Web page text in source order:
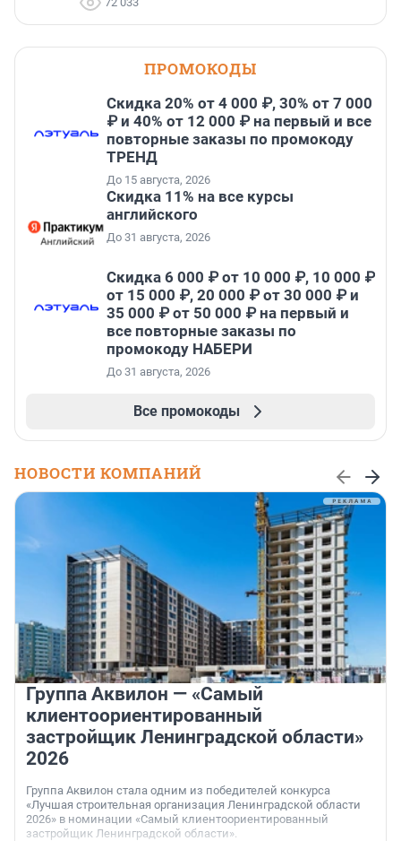
ПРОМОКОДЫ
Скидка 20% от 4 000 ₽, 30% от 7 000
₽ и 40% от 12 000 ₽ на первый и все
повторные заказы по промокоду
ТРЕНД
До 15 августа, 2026
Скидка 11% на все курсы
английского
До 31 августа, 2026
Скидка 6 000 ₽ от 10 000 ₽, 10 000 ₽
от 15 000 ₽, 20 000 ₽ от 30 000 ₽ и
35 000 ₽ от 50 000 ₽ на первый и
все повторные заказы по
промокоду НАБЕРИ
До 31 августа, 2026
Все промокоды
НОВОСТИ КОМПАНИЙ
Группа Аквилон — «Самый
клиентоориентированный
застройщик Ленинградской области»
2026
Группа Аквилон стала одним из победителей конкурса
«Лучшая строительная организация Ленинградской области
2026» в номинации «Самый клиентоориентированный
застройщик Ленинградской области».